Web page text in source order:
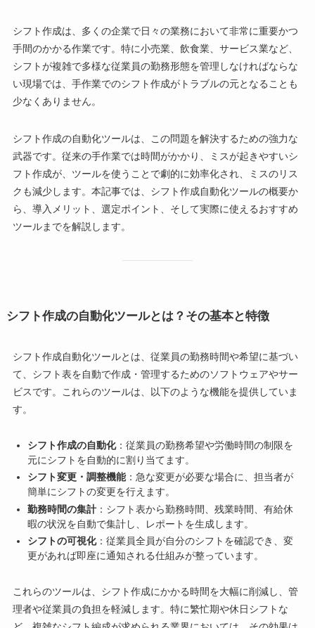
シフト作成は、多くの企業で日々の業務において非常に重要かつ
手間のかかる作業です。特に小売業、飲食業、サービス業など、
シフトが複雑で多様な従業員の勤務形態を管理しなければならな
い現場では、手作業でのシフト作成がトラブルの元となることも
少なくありません。
シフト作成の自動化ツールは、この問題を解決するための強力な
武器です。従来の手作業では時間がかかり、ミスが起きやすいシ
フト作成が、ツールを使うことで劇的に効率化され、ミスのリス
クも減少します。本記事では、シフト作成自動化ツールの概要か
ら、導入メリット、選定ポイント、そして実際に使えるおすすめ
ツールまでを解説します。
シフト作成の自動化ツールとは？その基本と特徴
シフト作成自動化ツールとは、従業員の勤務時間や希望に基づい
て、シフト表を自動で作成・管理するためのソフトウェアやサー
ビスです。これらのツールは、以下のような機能を提供していま
す。
シフト作成の自動化：従業員の勤務希望や労働時間の制限を
元にシフトを自動的に割り当てます。
シフト変更・調整機能：急な変更が必要な場合に、担当者が
簡単にシフトの変更を行えます。
勤務時間の集計：シフト表から勤務時間、残業時間、有給休
暇の状況を自動で集計し、レポートを生成します。
シフトの可視化：従業員全員が自分のシフトを確認でき、変
更があれば即座に通知される仕組みが整っています。
これらのツールは、シフト作成にかかる時間を大幅に削減し、管
理者や従業員の負担を軽減します。特に繁忙期や休日シフトな